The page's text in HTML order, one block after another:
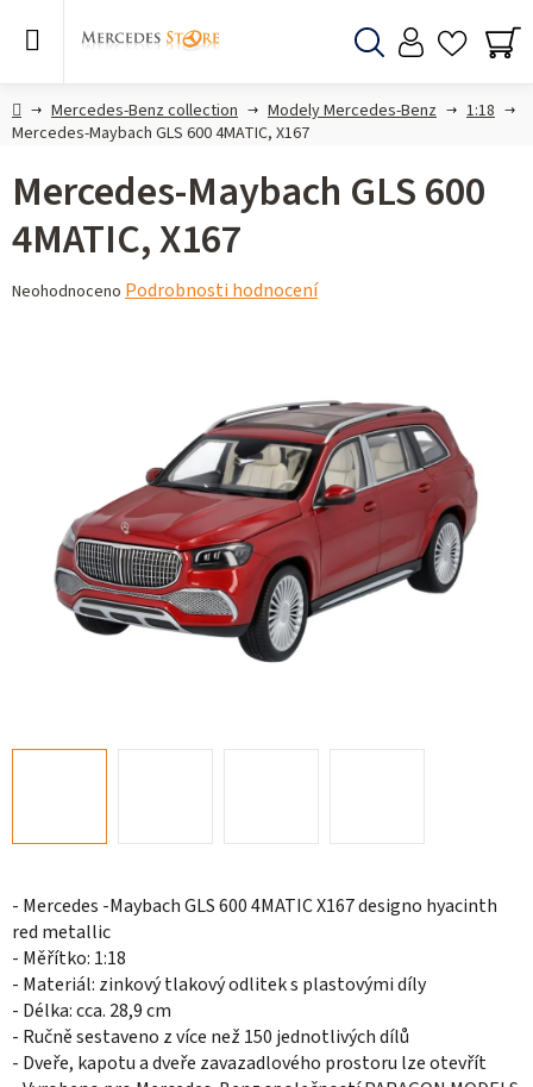
DomůMercedes-Benz collection Modely Mercedes-Benz
1:18
Mercedes-Maybach GLS 600 4MATIC, X167
- Mercedes -Maybach GLS 600 4MATIC X167 designo hyacinth
red metallic
- Měřítko: 1:18
- Materiál: zinkový tlakový odlitek s plastovými díly
- Délka: cca. 28,9 cm
- Ručně sestaveno z více než 150 jednotlivých dílů
- Dveře, kapotu a dveře zavazadlového prostoru lze otevřít
Mercedes-Maybach GLS 600
4MATIC, X167
Průměrné
Neohodnoceno Podrobnosti hodnocení